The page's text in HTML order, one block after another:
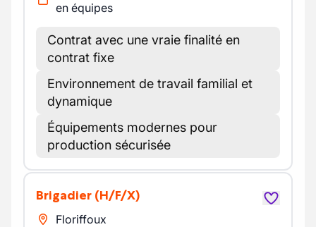
en équipes
Contrat avec une vraie finalité en
contrat fixe
Environnement de travail familial et
dynamique
Équipements modernes pour
production sécurisée
Brigadier (H/F/X)
Floriffoux